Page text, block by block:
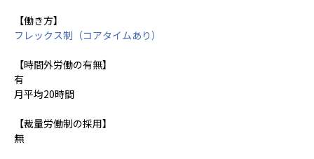
【働き方】
フレックス制（コアタイムあり）
【時間外労働の有無】
有
月平均20時間
【裁量労働制の採用】
無